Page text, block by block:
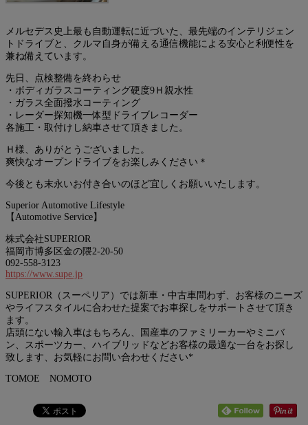
メルセデス史上最も自動運転に近づいた、最先端のインテリジェン
トドライブと、クルマ自身が備える通信機能による安心と利便性を
兼ね備えています。
先日、点検整備を終わらせ
・ボディガラスコーティング硬度9Ｈ親水性
・ガラス全面撥水コーティング
・レーダー探知機一体型ドライブレコーダー
各施工・取付けし納車させて頂きました。
Ｈ様、ありがとうございました。
爽快なオープンドライブをお楽しみください＊
今後とも末永いお付き合いのほど宜しくお願いいたします。
Superior Automotive Lifestyle
【Automotive Service】
株式会社SUPERIOR
福岡市博多区金の隈2-20-50
092-558-3123
https://www.supe.jp
SUPERIOR（スーペリア）では新車・中古車問わず、お客様のニーズ
やライフスタイルに合わせた提案でお車探しをサポートさせて頂き
ます。
店頭にない輸入車はもちろん、国産車のファミリーカーやミニバ
ン、スポーツカー、ハイブリッドなどお客様の最適な一台をお探し
致します、お気軽にお問い合わせください*
TOMOE NOMOTO